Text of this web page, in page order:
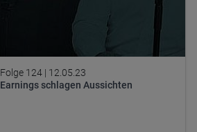
Folge 124 | 12.05.23
Earnings schlagen Aussichten